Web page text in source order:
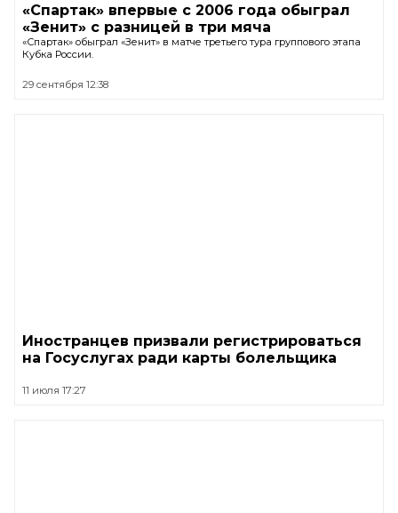
«Спартак» впервые с 2006 года обыграл
«Зенит» с разницей в три мяча
«Спартак» обыграл «Зенит» в матче третьего тура группового этапа
Кубка России.
29 сентября 12:38
Иностранцев призвали регистрироваться
на Госуслугах ради карты болельщика
11 июля 17:27